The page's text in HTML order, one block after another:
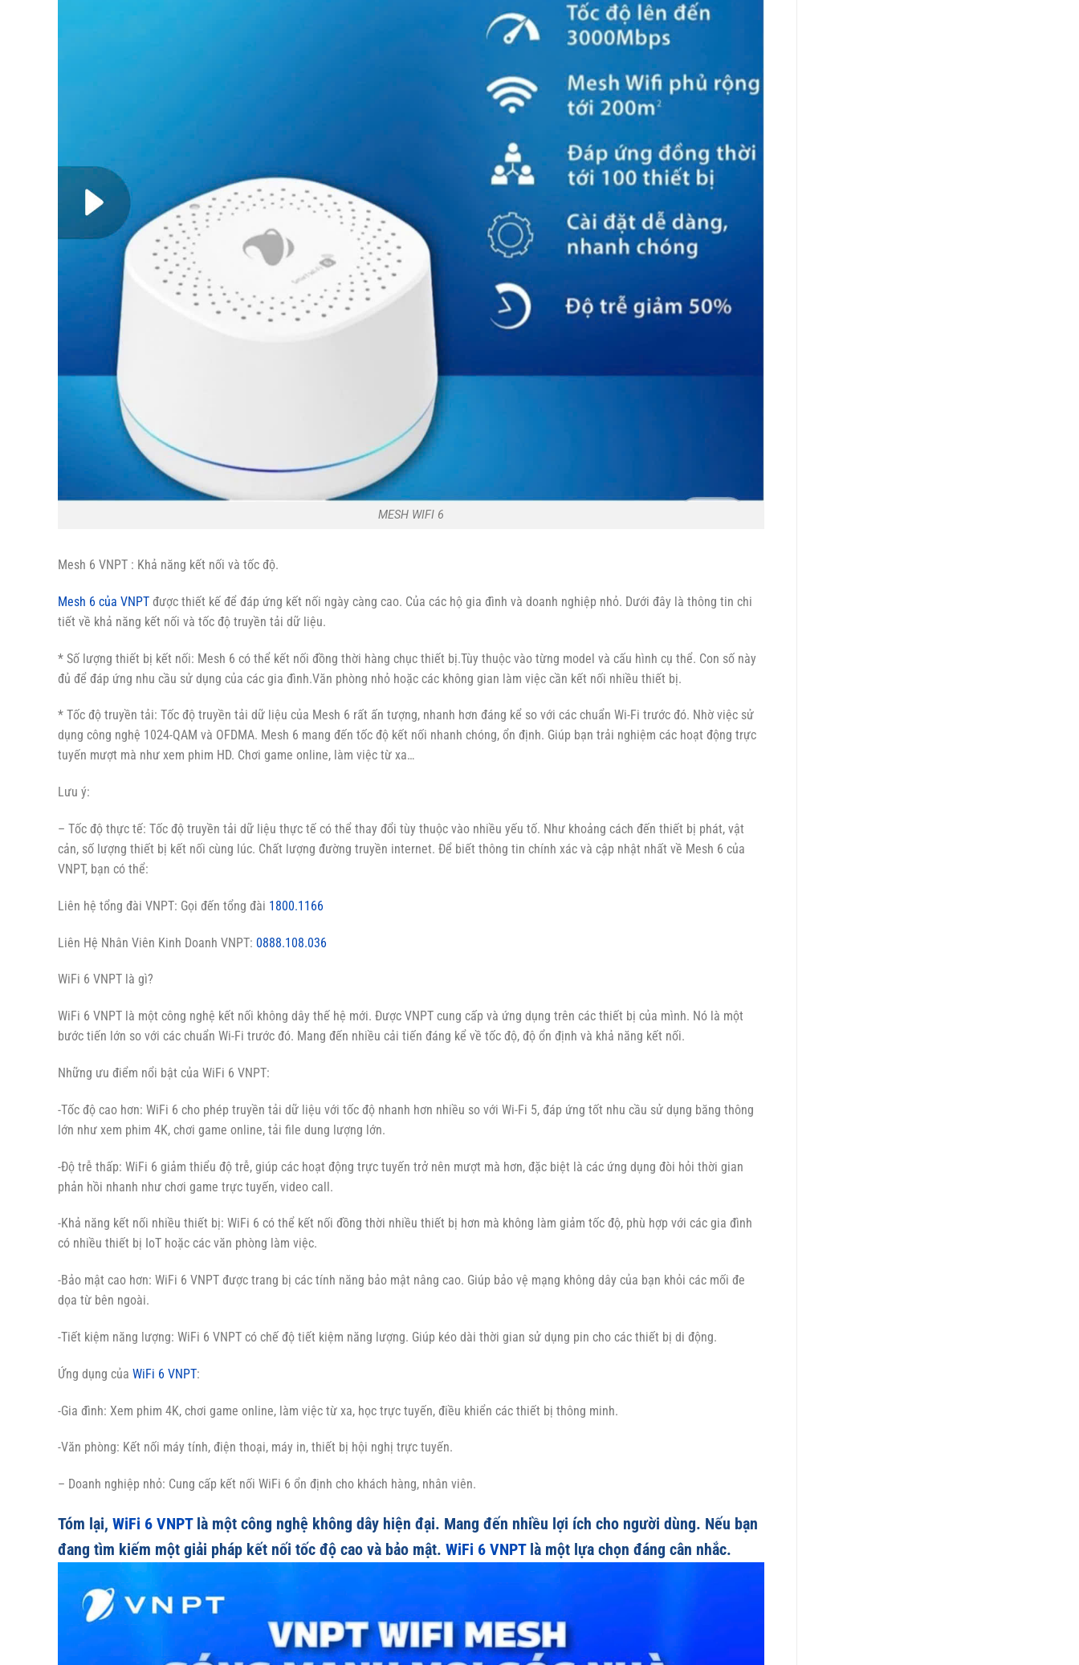
MESH WIFI 6
Mesh 6 VNPT : Khả năng kết nối và tốc độ.
Mesh 6 của VNPT được thiết kế để đáp ứng kết nối ngày càng cao. Của các hộ gia đình và doanh nghiệp nhỏ. Dưới đây là thông tin chi
tiết về khả năng kết nối và tốc độ truyền tải dữ liệu.
* Số lượng thiết bị kết nối: Mesh 6 có thể kết nối đồng thời hàng chục thiết bị.Tùy thuộc vào từng model và cấu hình cụ thể. Con số này
đủ để đáp ứng nhu cầu sử dụng của các gia đình.Văn phòng nhỏ hoặc các không gian làm việc cần kết nối nhiều thiết bị.
* Tốc độ truyền tải: Tốc độ truyền tải dữ liệu của Mesh 6 rất ấn tượng, nhanh hơn đáng kể so với các chuẩn Wi-Fi trước đó. Nhờ việc sử
dụng công nghệ 1024-QAM và OFDMA. Mesh 6 mang đến tốc độ kết nối nhanh chóng, ổn định. Giúp bạn trải nghiệm các hoạt động trực
tuyến mượt mà như xem phim HD. Chơi game online, làm việc từ xa…
Lưu ý:
– Tốc độ thực tế: Tốc độ truyền tải dữ liệu thực tế có thể thay đổi tùy thuộc vào nhiều yếu tố. Như khoảng cách đến thiết bị phát, vật
cản, số lượng thiết bị kết nối cùng lúc. Chất lượng đường truyền internet. Để biết thông tin chính xác và cập nhật nhất về Mesh 6 của
VNPT, bạn có thể:
Liên hệ tổng đài VNPT: Gọi đến tổng đài 1800.1166
Liên Hệ Nhân Viên Kinh Doanh VNPT: 0888.108.036
WiFi 6 VNPT là gì?
WiFi 6 VNPT là một công nghệ kết nối không dây thế hệ mới. Được VNPT cung cấp và ứng dụng trên các thiết bị của mình. Nó là một
bước tiến lớn so với các chuẩn Wi-Fi trước đó. Mang đến nhiều cải tiến đáng kể về tốc độ, độ ổn định và khả năng kết nối.
Những ưu điểm nổi bật của WiFi 6 VNPT:
-Tốc độ cao hơn: WiFi 6 cho phép truyền tải dữ liệu với tốc độ nhanh hơn nhiều so với Wi-Fi 5, đáp ứng tốt nhu cầu sử dụng băng thông
lớn như xem phim 4K, chơi game online, tải file dung lượng lớn.
-Độ trễ thấp: WiFi 6 giảm thiểu độ trễ, giúp các hoạt động trực tuyến trở nên mượt mà hơn, đặc biệt là các ứng dụng đòi hỏi thời gian
phản hồi nhanh như chơi game trực tuyến, video call.
-Khả năng kết nối nhiều thiết bị: WiFi 6 có thể kết nối đồng thời nhiều thiết bị hơn mà không làm giảm tốc độ, phù hợp với các gia đình
có nhiều thiết bị IoT hoặc các văn phòng làm việc.
-Bảo mật cao hơn: WiFi 6 VNPT được trang bị các tính năng bảo mật nâng cao. Giúp bảo vệ mạng không dây của bạn khỏi các mối đe
dọa từ bên ngoài.
-Tiết kiệm năng lượng: WiFi 6 VNPT có chế độ tiết kiệm năng lượng. Giúp kéo dài thời gian sử dụng pin cho các thiết bị di động.
Ứng dụng của WiFi 6 VNPT:
-Gia đình: Xem phim 4K, chơi game online, làm việc từ xa, học trực tuyến, điều khiển các thiết bị thông minh.
-Văn phòng: Kết nối máy tính, điện thoại, máy in, thiết bị hội nghị trực tuyến.
– Doanh nghiệp nhỏ: Cung cấp kết nối WiFi 6 ổn định cho khách hàng, nhân viên.
Tóm lại, WiFi 6 VNPTlà một công nghệ không dây hiện đại. Mang đến nhiều lợi ích cho người dùng. Nếu bạn
đang tìm kiếm một giải pháp kết nối tốc độ cao và bảo mật. WiFi 6 VNPTlà một lựa chọn đáng cân nhắc.